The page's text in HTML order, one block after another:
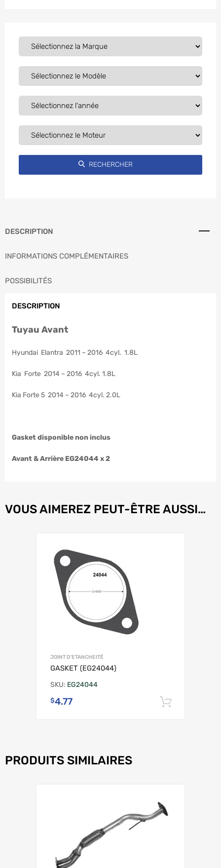
DESCRIPTION
INFORMATIONS COMPLÉMENTAIRES
POSSIBILITÉS
DESCRIPTION
Tuyau Avant
Hyundai Elantra 2011 – 2016 4cyl. 1.8L
Kia Forte 2014 – 2016 4cyl. 1.8L
Kia Forte 5 2014 – 2016 4cyl. 2.0L
Gasket disponible non inclus
Avant & Arrière EG24044 x 2
VOUS AIMEREZ PEUT-ÊTRE AUSSI…
JOINT D'ETANCHEITÉ
GASKET (EG24044)
SKU: EG24044
$4.77
PRODUITS SIMILAIRES